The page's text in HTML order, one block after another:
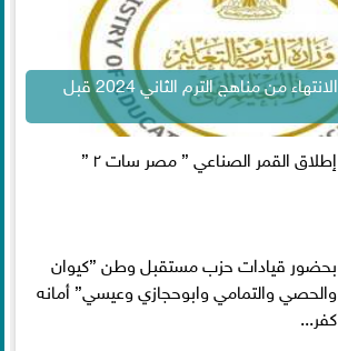
التعليم تشدد على الانتهاء من مناهج الترم الثاني 2024 قبل
إطلاق القمر الصناعي ” مصر سات ٢ ”
بحضور قيادات حزب مستقبل وطن ”كيوان
والحصي والتمامي وابوحجازي وعيسي” أمانه
كفر...